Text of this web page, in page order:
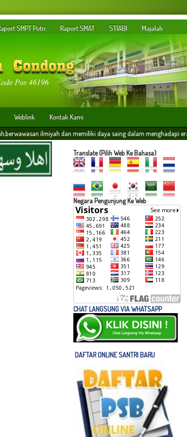
SMPT Putri Raport SMAT STIABI Majalah
Weblink
Kontak Kami
dan memiliki daya saing dalam menghadapi era globalisasi
Translate (Pilih Web Ke Bahasa)
Negara Pengunjung Ke Web
CHAT LANGSUNG VIA WHATSAPP
DAFTAR ONLINE SANTRI BARU